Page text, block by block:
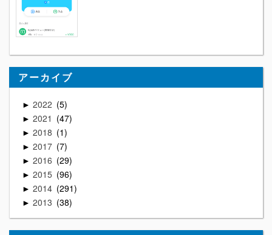
アーカイブ
► 2022 5
► 2021 47
► 2018 1
► 2017 7
► 2016 29
► 2015 96
► 2014 291
► 2013 38